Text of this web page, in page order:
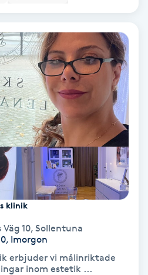
klinik
10, Sollentuna
Imorgon
erbjuder vi målinriktade
inom estetik ...